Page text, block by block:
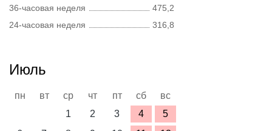
36-часовая неделя
475,2
24-часовая неделя
316,8
Июль
пн вт ср чт пт сб
вс
1
2 3 4
5